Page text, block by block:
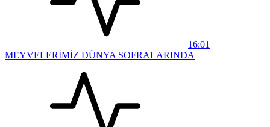
16:01
MEYVELERİMİZ DÜNYA SOFRALARINDA